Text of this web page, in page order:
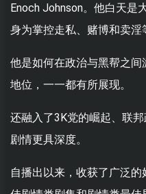
Enoch Johnson。他白天是
身为掌控走私、赌博和卖淫
他是如何在政治与黑帮之
地位，一一都有所展现。
还融入了3K党的崛起、联
剧情更具深度。
自播出以来，收获了广泛